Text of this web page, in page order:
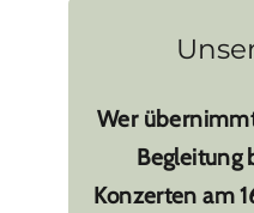
Wer
Begleitung
Konzerten am